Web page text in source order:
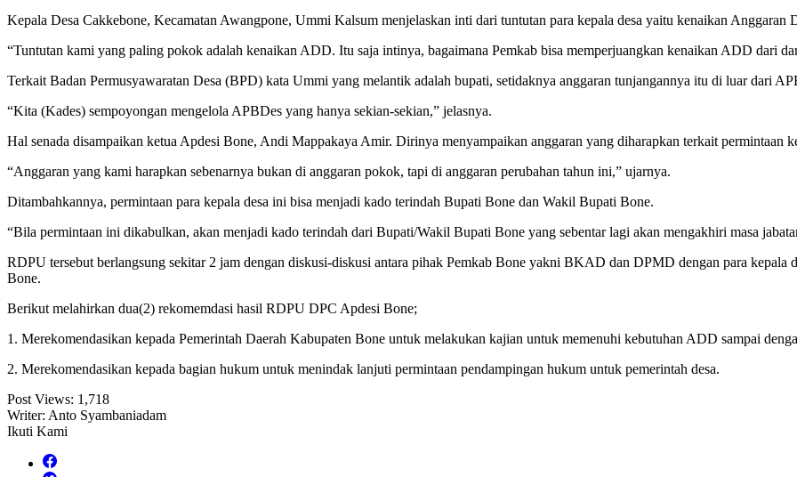
Kepala Desa Cakkebone, Kecamatan Awangpone, Ummi Kalsum menjelaskan inti dari tuntutan para kepala desa yaitu kenaikan Anggaran
“Tuntutan kami yang paling pokok adalah kenaikan ADD. Itu saja intinya, bagaimana Pemkab bisa memperjuangkan kenaikan ADD dari
Terkait Badan Permusyawaratan Desa (BPD) kata Ummi yang melantik adalah bupati, setidaknya anggaran tunjangannya itu di luar dari
“Kita (Kades) sempoyongan mengelola APBDes yang hanya sekian-sekian,” jelasnya.
Hal senada disampaikan ketua Apdesi Bone, Andi Mappakaya Amir. Dirinya menyampaikan anggaran yang diharapkan terkait permintaan
“Anggaran yang kami harapkan sebenarnya bukan di anggaran pokok, tapi di anggaran perubahan tahun ini,” ujarnya.
Ditambahkannya, permintaan para kepala desa ini bisa menjadi kado terindah Bupati Bone dan Wakil Bupati Bone.
“Bila permintaan ini dikabulkan, akan menjadi kado terindah dari Bupati/Wakil Bupati Bone yang sebentar lagi akan mengakhiri masa
RDPU tersebut berlangsung sekitar 2 jam dengan diskusi-diskusi antara pihak Pemkab Bone yakni BKAD dan DPMD dengan para kepala
Bone.
Berikut melahirkan dua(2) rekomemdasi hasil RDPU DPC Apdesi Bone;
1. Merekomendasikan kepada Pemerintah Daerah Kabupaten Bone untuk melakukan kajian untuk memenuhi kebutuhan ADD sampai
2. Merekomendasikan kepada bagian hukum untuk menindak lanjuti permintaan pendampingan hukum untuk pemerintah desa.
Post Views: 1,718
Writer: Anto Syambaniadam
Ikuti Kami